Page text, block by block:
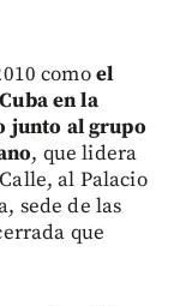
comoel
en la
junto al grupo
, que lidera
al Palacio
sede de las
que